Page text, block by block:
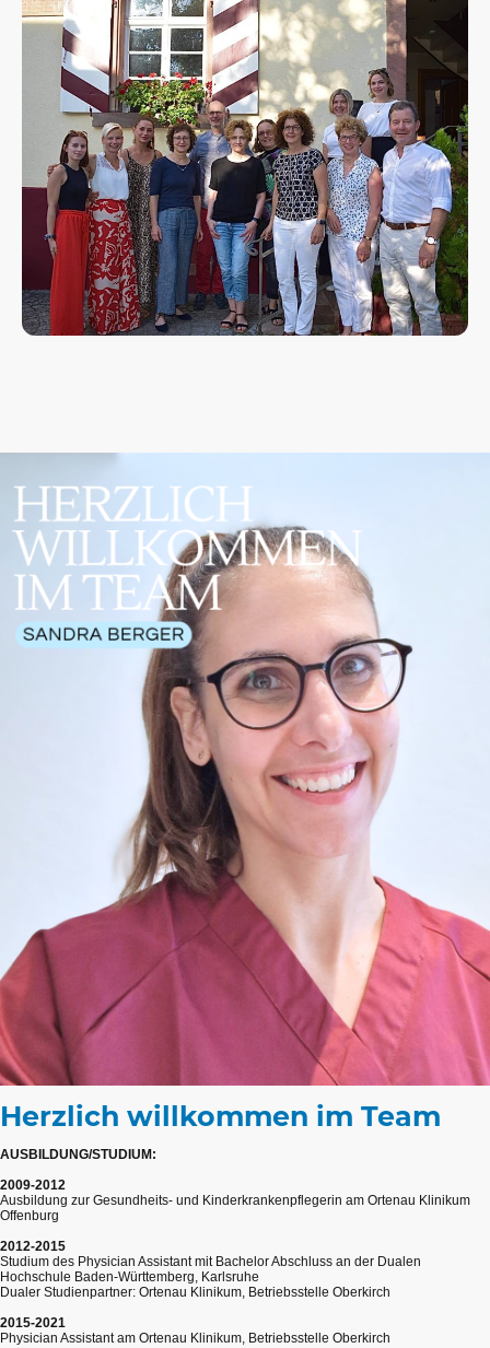
Herzlich willkommen im Team
AUSBILDUNG/STUDIUM:
2009-2012
Ausbildung zur Gesundheits- und Kinderkrankenpflegerin am Ortenau Klinikum
Offenburg
2012-2015
Studium des Physician Assistant mit Bachelor Abschluss an der Dualen
Hochschule Baden-Württemberg, Karlsruhe
Dualer Studienpartner: Ortenau Klinikum, Betriebsstelle Oberkirch
2015-2021
Physician Assistant am Ortenau Klinikum, Betriebsstelle Oberkirch